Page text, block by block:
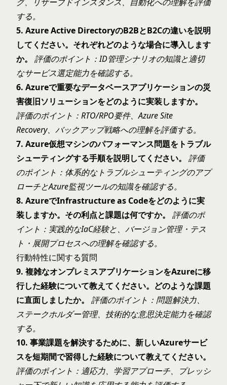
する。
5. Azure Active DirectoryのB2BとB2Cの違いを説明
してください。それぞれどのような場合に導入します
か。
評価のポイント：ID管理シナリオの知識と適切
なサービス選定能力を確認する。
6. Azureで重要なデータベースアプリケーションの災
害復旧ソリューションをどのように実装しますか。
評価のポイント：RTO/RPO要件、Azure Site
Recovery、バックアップ戦略への理解を評価する。
7. Azure仮想マシンのパフォーマンス問題をトラブル
シューティングする手順を説明してください。
評価
のポイント：体系的なトラブルシューティングのアプ
ローチとAzure監視ツールの知識を確認する。
8. AzureでInfrastructure as Codeをどのように実
装しますか。その利点と課題は何ですか。
評価のポ
イント：実践的なIaC経験と、バージョン管理・テス
ト・展開プロセスへの理解を確認する。
行動特性に関する質問
9. 複雑なオンプレミスアプリケーションをAzureに移
行した経験について教えてください。どのような課題
に直面しましたか。
評価のポイント：問題解決力、
ステークホルダー管理、技術的な意思決定能力を確認
する。
10. 事業課題を解決するために、新しいAzureサービ
スを短期間で習得した経験について教えてください。
評価のポイント：適応力、学習アプローチ、プレッシ